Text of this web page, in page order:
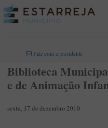
Fale com a presidente
Biblioteca
e de Animação
sexta, 17 de dezembro 2010